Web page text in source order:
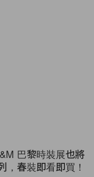
巴黎時裝展也將
，春裝即看即買！